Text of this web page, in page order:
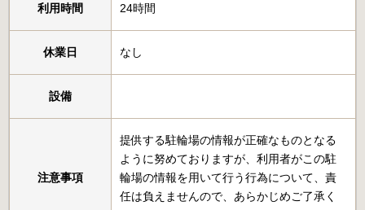
利用時間 24時間
休業日 なし
設備
注意事項
提供する駐輪場の情報が正確なものとなる
ように努めておりますが、利用者がこの駐
輪場の情報を用いて行う行為について、責
任は負えませんので、あらかじめご了承く